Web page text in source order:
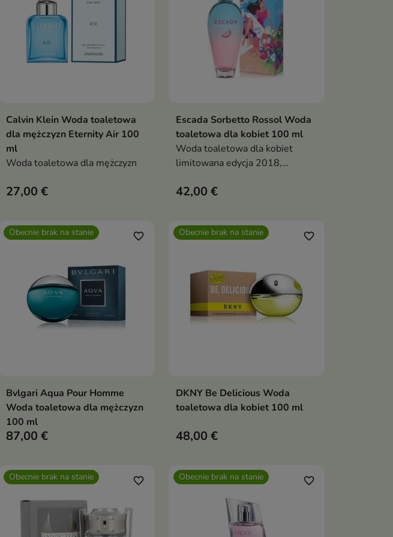
Dodaj do koszyka
Calvin Klein Woda toaletowa
dla mężczyzn Eternity Air 100
ml
Woda toaletowa dla mężczyzn
27,00 €
Pokaż szczegóły
Escada Sorbetto Rossol Woda
toaletowa dla kobiet 100 ml
Woda toaletowa dla kobiet
limitowana edycja 2018,
arbuza, soli morskiej i praliny,
42,00 €
Obecnie brak na stanie
Pokaż szczegóły
favorite_border
Bvlgari Aqua Pour Homme
Woda toaletowa dla mężczyzn
100 ml
87,00 €
Obecnie brak na stanie
Pokaż szczegóły
favorite_border
DKNY Be Delicious Woda
toaletowa dla kobiet 100 ml
48,00 €
Obecnie brak na stanie favorite_border Obecnie brak na stanie favorite_border